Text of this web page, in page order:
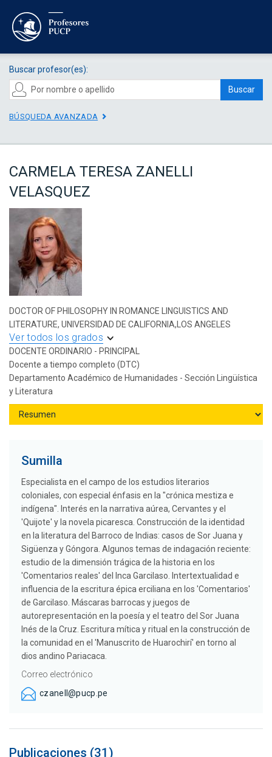
Buscar profesor(es):
Buscar
BÚSQUEDA AVANZADA
CARMELA TERESA ZANELLI
VELASQUEZ
DOCTOR OF PHILOSOPHY IN ROMANCE LINGUISTICS AND
LITERATURE, UNIVERSIDAD DE CALIFORNIA,LOS ANGELES
Ver todos los grados
DOCENTE ORDINARIO - PRINCIPAL
Docente a tiempo completo (DTC)
Departamento Académico de Humanidades - Sección Lingüística
y Literatura
Sumilla
Especialista en el campo de los estudios literarios
coloniales, con especial énfasis en la "crónica mestiza e
indígena". Interés en la narrativa aúrea, Cervantes y el
'Quijote' y la novela picaresca. Construcción de la identidad
en la literatura del Barroco de Indias: casos de Sor Juana y
Sigüenza y Góngora. Algunos temas de indagación reciente:
estudio de la dimensión trágica de la historia en los
'Comentarios reales' del Inca Garcilaso. Intertextualidad e
influencia de la escritura épica erciliana en los 'Comentarios'
de Garcilaso. Máscaras barrocas y juegos de
autorepresentación en la poesía y el teatro del Sor Juana
Inés de la Cruz. Escritura mítica y ritual en la construcción de
la comunidad en el 'Manuscrito de Huarochirí' en torno al
dios andino Pariacaca.
Correo electrónico
czanell@pucp.pe
Publicaciones (31)